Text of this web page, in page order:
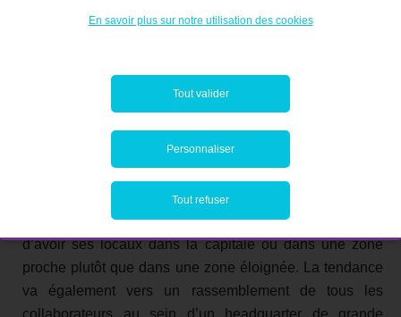
stress des transports et équilibre donc cet investissement
de la part de l’employeur.
Enfin, un argument plus inattendu avancé par les
déficit en termes d’image de marque et de culture
d’entreprise. Il est plus prestigieux pour une compagnie
d’avoir ses locaux dans la capitale ou dans une zone
proche plutôt que dans une zone éloignée. La tendance
va également vers un rassemblement de tous les
collaborateurs au sein d’un headquarter de grande
En savoir plus sur notre utilisation des cookies
Tout valider
Personnaliser
Tout refuser